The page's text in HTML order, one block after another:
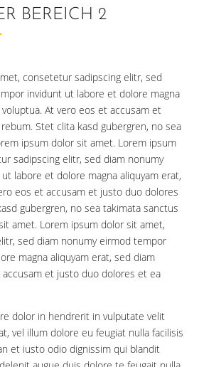
BEREICH 2
consetetur sadipscing elitr, sed
invidunt ut labore et dolore magna
At vero eos et accusam et
Stet clita kasd gubergren, no sea
ipsum dolor sit amet. Lorem ipsum
sadipscing elitr, sed diam nonumy
labore et dolore magna aliquyam erat,
eos et accusam et justo duo dolores
gubergren, no sea takimata sanctus
amet. Lorem ipsum dolor sit amet,
sed diam nonumy eirmod tempor
magna aliquyam erat, sed diam
et justo duo dolores et ea
dolor in hendrerit in vulputate velit
vel illum dolore eu feugiat nulla facilisis
et iusto odio dignissim qui blandit